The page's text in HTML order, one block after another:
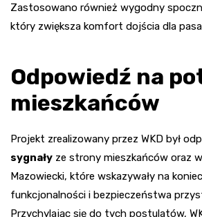
Zastosowano również wygodny
który zwiększa komfort dojścia dla
Odpowiedź na
mieszkańców
Projekt zrealizowany przez WKD był
sygnały ze strony mieszkańców oraz
Mazowiecki, które wskazywały na
funkcjonalności i bezpieczeństwa
Przychylając się do tych postulatów,